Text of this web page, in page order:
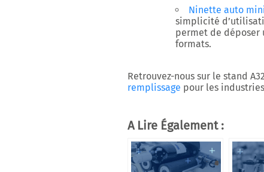
Ninette auto
simplicité
permet de déposer
formats.
Retrouvez-nous sur le stand A32
remplissage pour les
A Lire Également :